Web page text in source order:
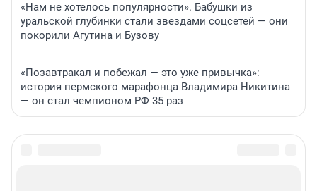
«Нам не хотелось популярности». Бабушки из
уральской глубинки стали звездами соцсетей — они
покорили Агутина и Бузову
«Позавтракал и побежал — это уже привычка»:
история пермского марафонца Владимира Никитина
— он стал чемпионом РФ 35 раз